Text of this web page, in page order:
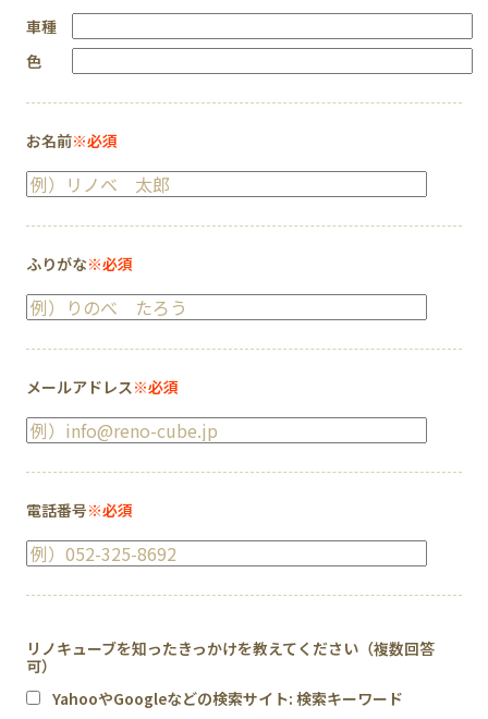
車種
色
お名前※必須
ふりがな※必須
メールアドレス※必須
電話番号※必須
リノキューブを知ったきっかけを教えてください（複数回答
可）
YahooやGoogleなどの検索サイト: 検索キーワード